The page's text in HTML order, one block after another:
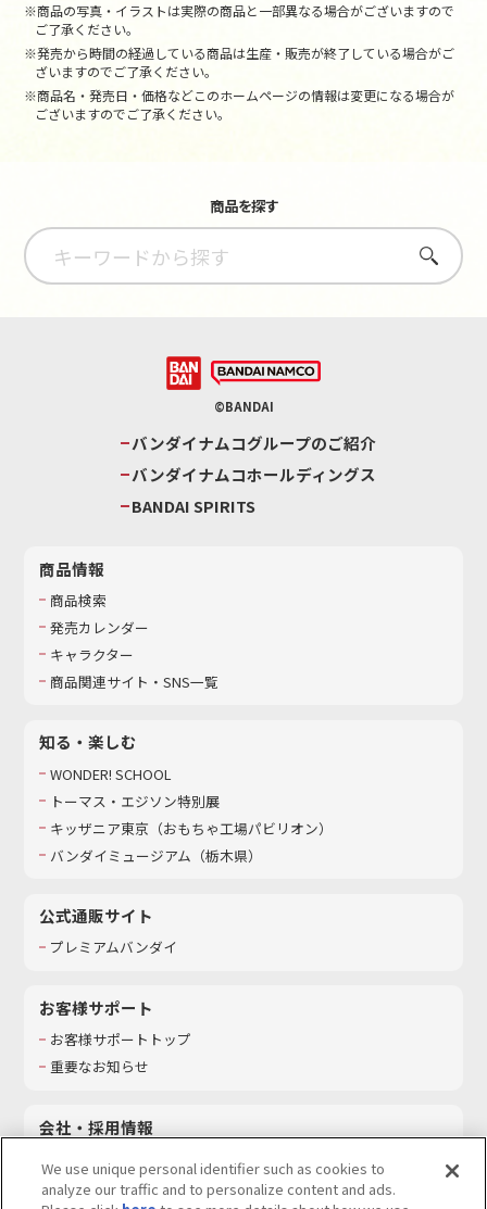
※商品の写真・イラストは実際の商品と一部異なる場合がございますので
ご了承ください。
※発売から時間の経過している商品は生産・販売が終了している場合がご
ざいますのでご了承ください。
※商品名・発売日・価格などこのホームページの情報は変更になる場合が
ございますのでご了承ください。
商品を探す
さがす
©BANDAI
バンダイナムコグループのご紹介
バンダイナムコホールディングス
BANDAI SPIRITS
商品情報
商品検索
発売カレンダー
キャラクター
商品関連サイト・SNS一覧
知る・楽しむ
WONDER! SCHOOL
トーマス・エジソン特別展
キッザニア東京（おもちゃ工場パビリオン）​
バンダイミュージアム（栃木県）
公式通販サイト
プレミアムバンダイ
お客様サポート
お客様サポートトップ
重要なお知らせ
会社・採用情報
採用情報
We use unique personal identifier such as cookies to
analyze our traffic and to personalize content and ads.